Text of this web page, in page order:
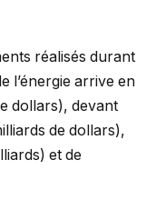
réalisés durant
l’énergie arrive en
dollars), devant
de dollars),
et de